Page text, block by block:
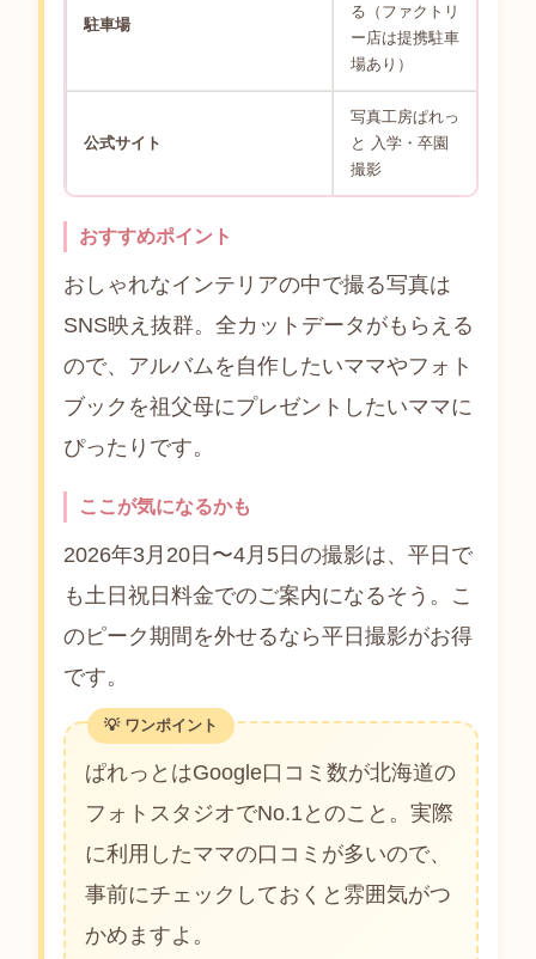
駐車場
る（ファクトリ
ー店は提携駐車
場あり）
公式サイト
写真工房ぱれっ
と 入学・卒園
撮影
おすすめポイント
おしゃれなインテリアの中で撮る写真は
SNS映え抜群。全カットデータがもらえる
ので、アルバムを自作したいママやフォト
ブックを祖父母にプレゼントしたいママに
ぴったりです。
ここが気になるかも
2026年3月20日〜4月5日の撮影は、平日で
も土日祝日料金でのご案内になるそう。こ
のピーク期間を外せるなら平日撮影がお得
です。
ぱれっとはGoogle口コミ数が北海道の
フォトスタジオでNo.1とのこと。実際
に利用したママの口コミが多いので、
事前にチェックしておくと雰囲気がつ
かめますよ。